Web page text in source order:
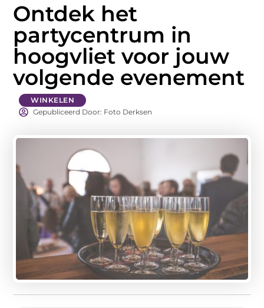
Ontdek het
partycentrum in
hoogvliet voor jouw
volgende evenement
WINKELEN
Gepubliceerd Door: Foto Derksen